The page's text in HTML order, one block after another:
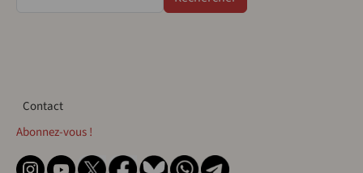
Contact
Contact
Abonnez-vous !